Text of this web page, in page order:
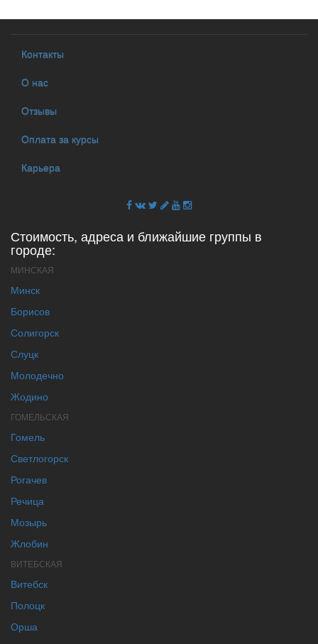
Контакты
О нас
Отзывы
Оплата за курсы
Карьера
Стоимость, адреса и ближайшие группы в
городе:
МИНСКАЯ
Минск
Борисов
Солигорск
Слуцк
Молодечно
Жодино
ГОМЕЛЬСКАЯ
Гомель
Светлогорск
Рогачев
Речица
Мозырь
Жлобин
ВИТЕБСКАЯ
Витебск
Полоцк
Орша